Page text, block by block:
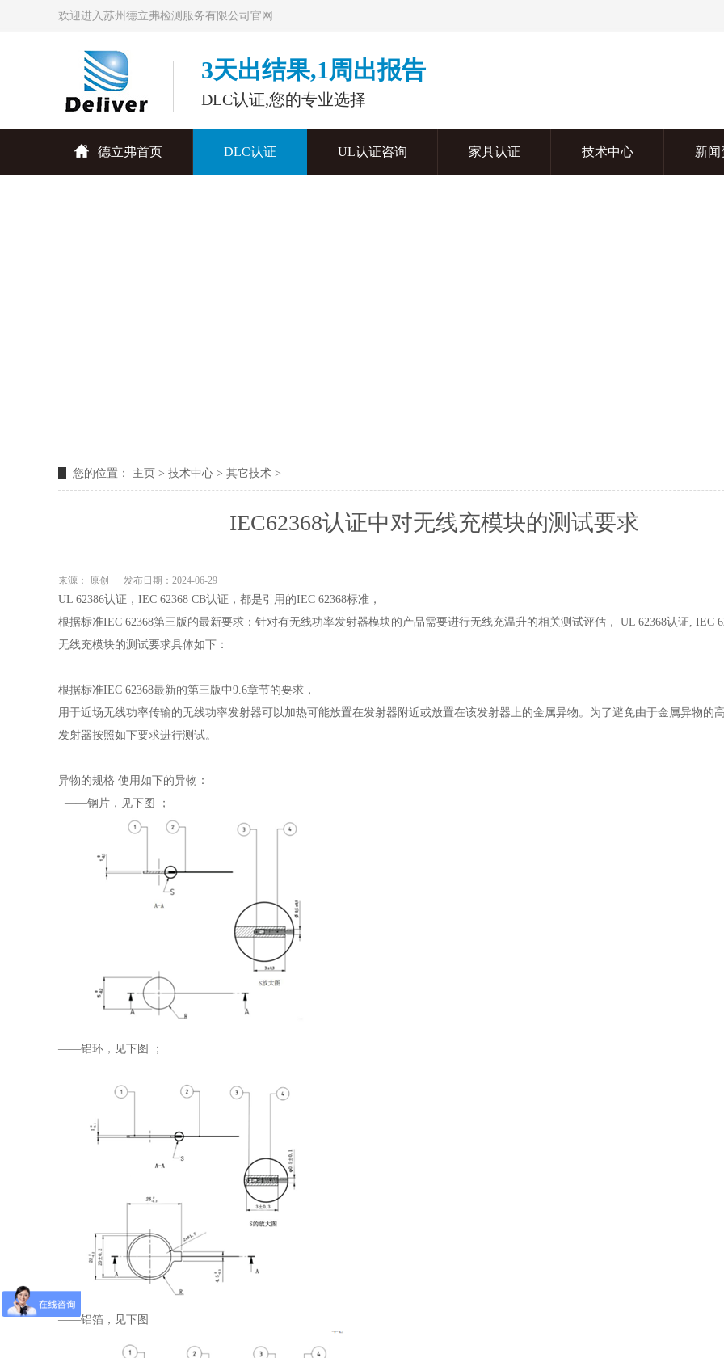
欢迎进入苏州德立弗检测服务有限公司官网
3天出结果,1周出报告
DLC认证,您的专业选择
德立弗首页 DLC认证 UL认证咨询 家具认证 技术中心 新闻
您的位置： 主页 > 技术中心 > 其它技术 >
IEC62368认证中对无线充模块的测试要求
来源： 原创 发布日期：2024-06-29
UL 62386认证，IEC 62368 CB认证，都是引用的IEC 62368标准，
根据标准IEC 62368第三版的最新要求：针对有无线功率发射器模块的产品需要进行无线充温升的相关测试评估， UL 62368认证, IEC
无线充模块的测试要求具体如下：
根据标准IEC 62368最新的第三版中9.6章节的要求，
用于近场无线功率传输的无线功率发射器可以加热可能放置在发射器附近或放置在该发射器上的金属异物。为了避免由于金属异物的
发射器按照如下要求进行测试。
异物的规格 使用如下的异物：
——钢片，见下图 ；
——铝环，见下图 ；
——铝箔，见下图